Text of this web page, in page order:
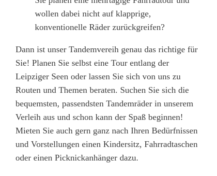
wollen dabei nicht auf klapprige,
konventionelle Räder zurückgreifen?
Dann ist unser Tandemvereih genau das richtige für
Sie! Planen Sie selbst eine Tour entlang der
Leipziger Seen oder lassen Sie sich von uns zu
Routen und Themen beraten. Suchen Sie sich die
bequemsten, passendsten Tandemräder in unserem
Verleih aus und schon kann der Spaß beginnen!
Mieten Sie auch gern ganz nach Ihren Bedürfnissen
und Vorstellungen einen Kindersitz, Fahrradtaschen
oder einen Picknickanhänger dazu.